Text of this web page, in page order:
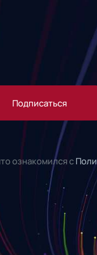
Подписаться
ознакомился с